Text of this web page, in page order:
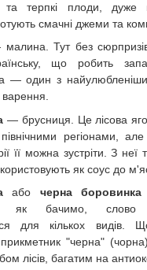
та терпкі плоди, дуже
смачні джеми та
Тут без
що робить
— один з найулюбленіших
варення.
— брусниця. Це лісова
регіонами,
її можна зустріти. З неї
як соус до
або черна боровинка
як бачимо, слово
для кількох видів.
"черна"
лісів, багатим на